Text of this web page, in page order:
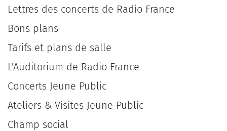
Lettres des concerts de Radio France
Bons plans
Tarifs et plans de salle
L'Auditorium de Radio France
Concerts Jeune Public
Ateliers & Visites Jeune Public
Champ social